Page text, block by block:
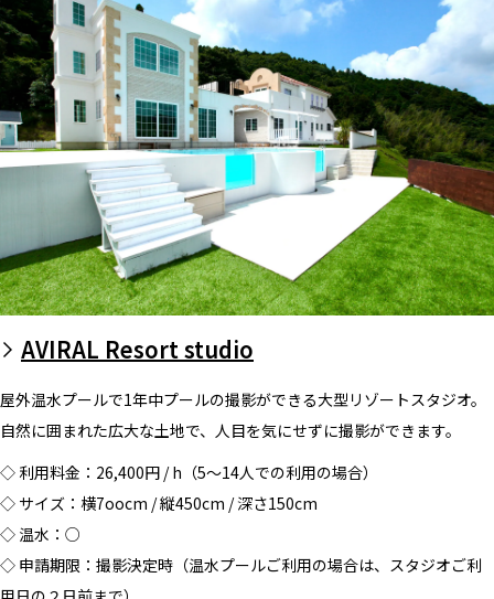
AVIRAL Resort studio
屋外温水プールで1年中プールの撮影ができる大型リゾートスタジオ。
自然に囲まれた広大な土地で、人目を気にせずに撮影ができます。
◇ 利用料金：26,400円 / h（5～14人での利用の場合）
◇ サイズ：横7oocm / 縦450cm / 深さ150cm
◇ 温水：○
◇ 申請期限：撮影決定時（温水プールご利用の場合は、スタジオご利